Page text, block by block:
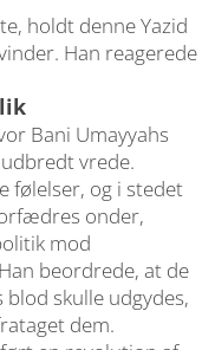
holdt denne Yazid
Han reagerede
Bani Umayyahs
vrede.
følelser, og i stedet
onder,
mod
beordrede, at de
blod skulle udgydes,
dem.